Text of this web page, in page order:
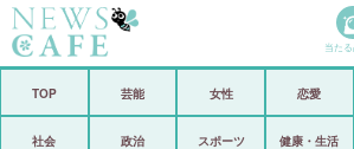
政治
当た
TOP 芸能 女性 恋愛
社会 政治 スポーツ 健康・生活